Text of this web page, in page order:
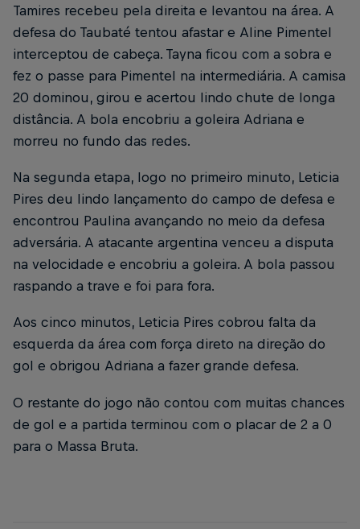
Tamires recebeu pela direita e levantou na área. A
defesa do Taubaté tentou afastar e Aline Pimentel
interceptou de cabeça. Tayna ficou com a sobra e
fez o passe para Pimentel na intermediária. A camisa
20 dominou, girou e acertou lindo chute de longa
distância. A bola encobriu a goleira Adriana e
morreu no fundo das redes.
Na segunda etapa, logo no primeiro minuto, Leticia
Pires deu lindo lançamento do campo de defesa e
encontrou Paulina avançando no meio da defesa
adversária. A atacante argentina venceu a disputa
na velocidade e encobriu a goleira. A bola passou
raspando a trave e foi para fora.
Aos cinco minutos, Leticia Pires cobrou falta da
esquerda da área com força direto na direção do
gol e obrigou Adriana a fazer grande defesa.
O restante do jogo não contou com muitas chances
de gol e a partida terminou com o placar de 2 a 0
para o Massa Bruta.